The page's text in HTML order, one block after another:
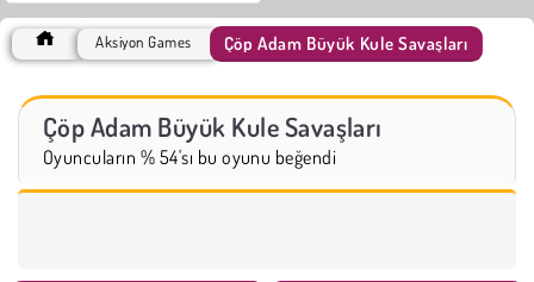
Aksiyon Games Çöp Adam Büyük Kule Savaşları
Çöp Adam Büyük Kule Savaşları
Oyuncuların % 54'sı bu oyunu beğendi